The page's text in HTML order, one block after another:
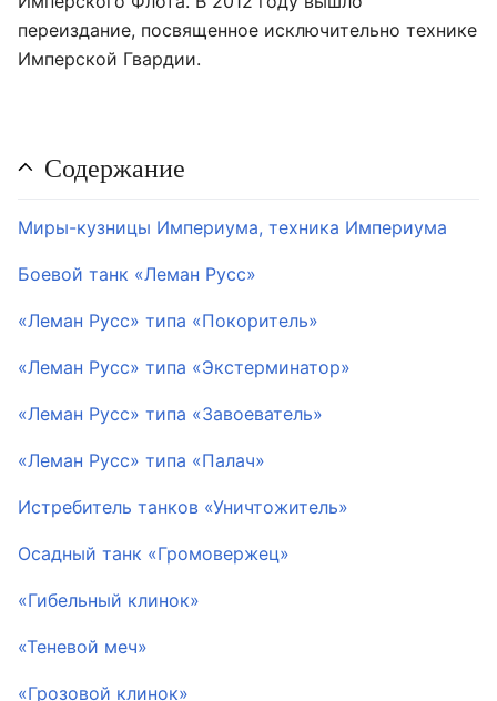
переиздание, посвященное исключительно технике
Имперской Гвардии.
Содержание
Миры-кузницы Империума, техника Империума
Боевой танк «Леман Русс»
«Леман Русс» типа «Покоритель»
«Леман Русс» типа «Экстерминатор»
«Леман Русс» типа «Завоеватель»
«Леман Русс» типа «Палач»
Истребитель танков «Уничтожитель»
Осадный танк «Громовержец»
«Гибельный клинок»
«Теневой меч»
«Грозовой клинок»